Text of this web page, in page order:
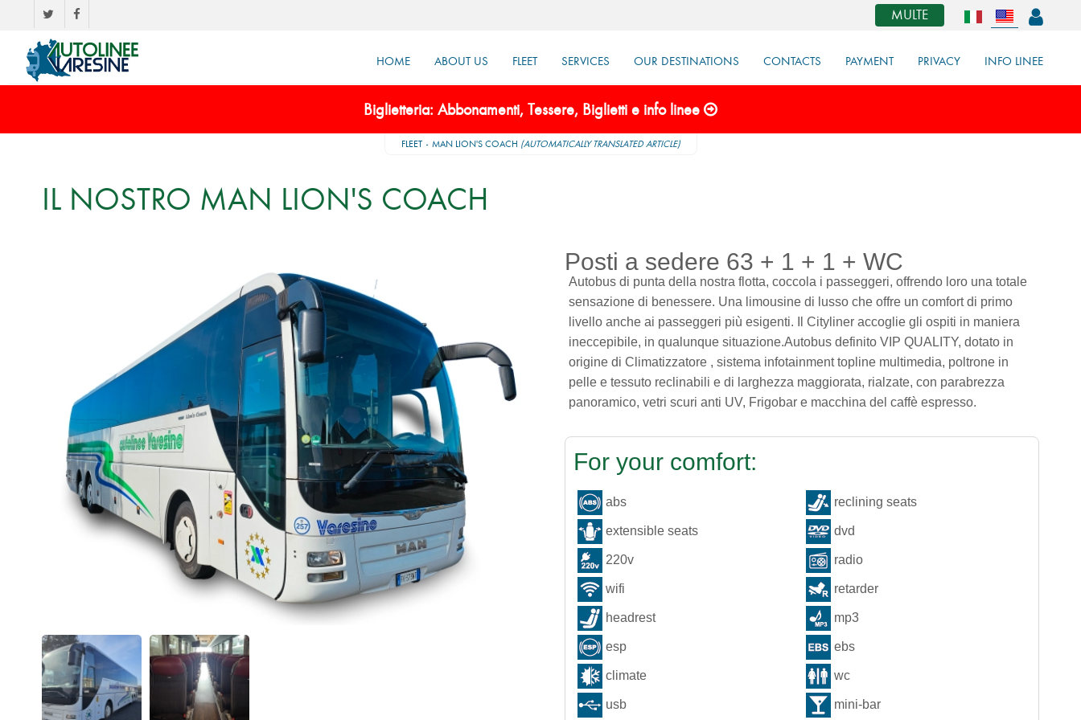
MULTE
HOME ABOUT US FLEET SERVICES OUR DESTINATIONS CONTACTS PAYMENT PRIVACY INFO LINEE
Biglietteria: Abbonamenti, Tessere, Biglietti e info linee
FLEET MAN LION'S COACH (AUTOMATICALLY TRANSLATED ARTICLE)
IL NOSTRO MAN LION'S COACH
Posti a sedere 63 + 1 + 1 + WC
Autobus di punta della nostra flotta, coccola i passeggeri, offrendo loro una totale
sensazione di benessere. Una limousine di lusso che offre un comfort di primo
livello anche ai passeggeri più esigenti. Il Cityliner accoglie gli ospiti in maniera
ineccepibile, in qualunque situazione.Autobus definito VIP QUALITY, dotato in
origine di Climatizzatore , sistema infotainment topline multimedia, poltrone in
pelle e tessuto reclinabili e di larghezza maggiorata, rialzate, con parabrezza
panoramico, vetri scuri anti UV, Frigobar e macchina del caffè espresso.
For your comfort:
abs reclining seats
extensible seats dvd
220v radio
wifi retarder
headrest mp3
esp ebs
climate wc
usb mini-bar